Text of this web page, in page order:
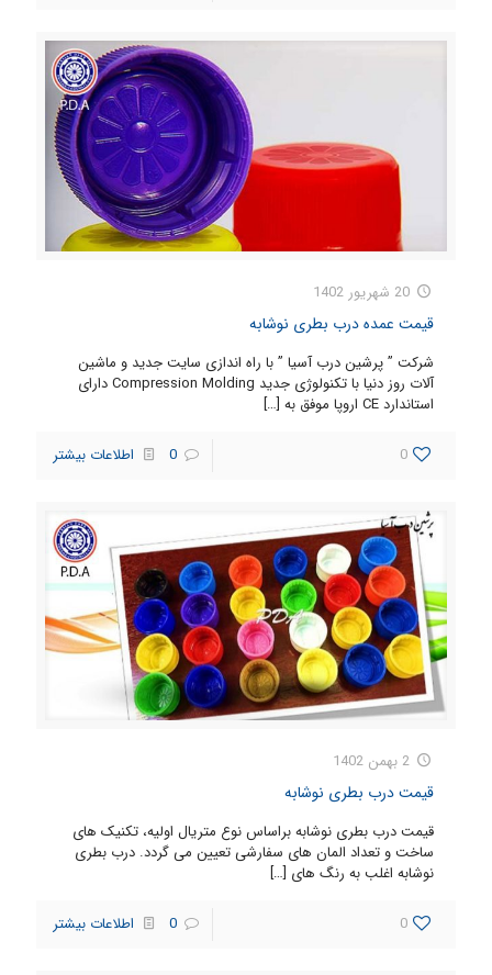
20 شهریور 1402
قیمت عمده درب بطری نوشابه
شرکت ” پرشین درب آسیا ” با راه اندازی سایت جدید و ماشین
آلات روز دنیا با تکنولوژی جدید Compression Molding دارای
استاندارد CE اروپا موفق به
[…]
0
0 اطلاعات بیشتر
2 بهمن 1402
قیمت درب بطری نوشابه
قیمت درب بطری نوشابه براساس نوع متریال اولیه، تکنیک های
ساخت و تعداد المان های سفارشی تعیین می گردد. درب بطری
نوشابه اغلب به رنگ های […]
0
0 اطلاعات بیشتر